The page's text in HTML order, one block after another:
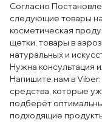
Согласно
следующие товары
косметическая
щетки, товары в
натуральных и
Нужна консультация
Напишите нам в
средства, которые
подберёт
подходящие